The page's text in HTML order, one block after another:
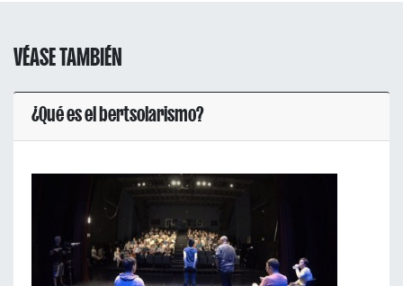
VÉASE TAMBIÉN
¿Qué es el bertsolarismo?